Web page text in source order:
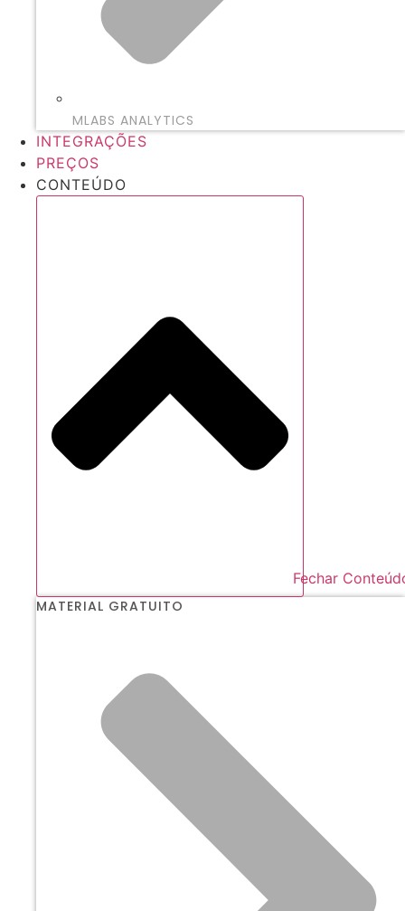
MLABS ANALYTICS
INTEGRAÇÕES
PREÇOS
CONTEÚDO
Fechar
MATERIAL GRATUITO